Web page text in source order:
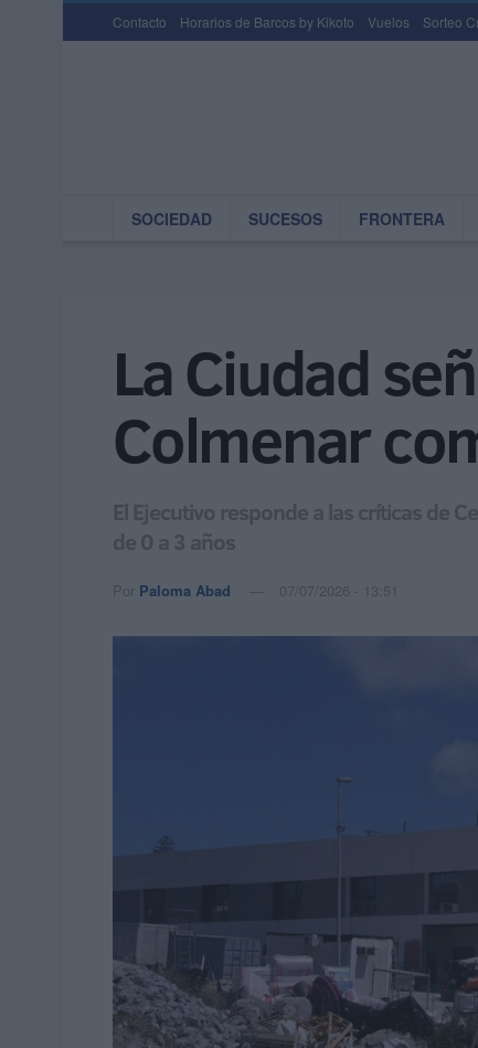
Contacto Horarios de Barcos by Kikoto Vuelos Sorteo
SOCIEDAD SUCESOS FRONTERA
La Ciudad
Colmenar
El Ejecutivo responde a las críticas de
de 0 a 3 años
Por Paloma Abad 07/07/2026 - 13:51